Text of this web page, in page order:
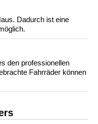
Dadurch ist eine
den professionellen
Fahrräder können